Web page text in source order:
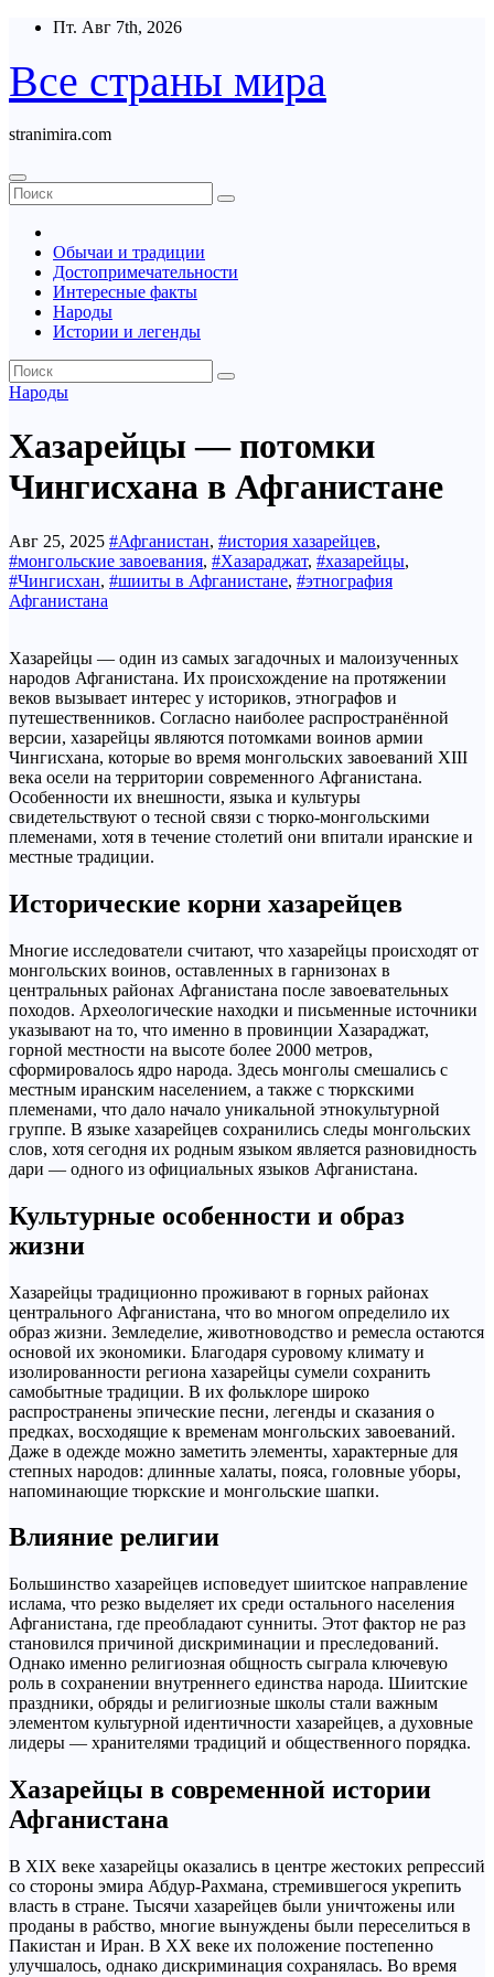
Перейти
содержимому
Пт. Авг 7th, 2026
Все страны мира
stranimira.com
Обычаи и традиции
Достопримечательности
Интересные факты
Народы
Истории и легенды
Народы
Хазарейцы — потомки
Чингисхана в Афганистане
Авг 25, 2025 #Афганистан, #история хазарейцев,
#монгольские завоевания, #Хазараджат, #хазарейцы,
#Чингисхан, #шииты в Афганистане, #этнография
Афганистана
Хазарейцы — один из самых загадочных и малоизученных
народов Афганистана. Их происхождение на протяжении
веков вызывает интерес у историков, этнографов и
путешественников. Согласно наиболее распространённой
версии, хазарейцы являются потомками воинов армии
Чингисхана, которые во время монгольских завоеваний XIII
века осели на территории современного Афганистана.
Особенности их внешности, языка и культуры
свидетельствуют о тесной связи с тюрко-монгольскими
племенами, хотя в течение столетий они впитали иранские и
местные традиции.
Исторические корни хазарейцев
Многие исследователи считают, что хазарейцы происходят от
монгольских воинов, оставленных в гарнизонах в
центральных районах Афганистана после завоевательных
походов. Археологические находки и письменные источники
указывают на то, что именно в провинции Хазараджат,
горной местности на высоте более 2000 метров,
сформировалось ядро народа. Здесь монголы смешались с
местным иранским населением, а также с тюркскими
племенами, что дало начало уникальной этнокультурной
группе. В языке хазарейцев сохранились следы монгольских
слов, хотя сегодня их родным языком является разновидность
дари — одного из официальных языков Афганистана.
Культурные особенности и образ
жизни
Хазарейцы традиционно проживают в горных районах
центрального Афганистана, что во многом определило их
образ жизни. Земледелие, животноводство и ремесла остаются
основой их экономики. Благодаря суровому климату и
изолированности региона хазарейцы сумели сохранить
самобытные традиции. В их фольклоре широко
распространены эпические песни, легенды и сказания о
предках, восходящие к временам монгольских завоеваний.
Даже в одежде можно заметить элементы, характерные для
степных народов: длинные халаты, пояса, головные уборы,
напоминающие тюркские и монгольские шапки.
Влияние религии
Большинство хазарейцев исповедует шиитское направление
ислама, что резко выделяет их среди остального населения
Афганистана, где преобладают сунниты. Этот фактор не раз
становился причиной дискриминации и преследований.
Однако именно религиозная общность сыграла ключевую
роль в сохранении внутреннего единства народа. Шиитские
праздники, обряды и религиозные школы стали важным
элементом культурной идентичности хазарейцев, а духовные
лидеры — хранителями традиций и общественного порядка.
Хазарейцы в современной истории
Афганистана
В XIX веке хазарейцы оказались в центре жестоких репрессий
со стороны эмира Абдур-Рахмана, стремившегося укрепить
власть в стране. Тысячи хазарейцев были уничтожены или
проданы в рабство, многие вынуждены были переселиться в
Пакистан и Иран. В XX веке их положение постепенно
улучшалось, однако дискриминация сохранялась. Во время